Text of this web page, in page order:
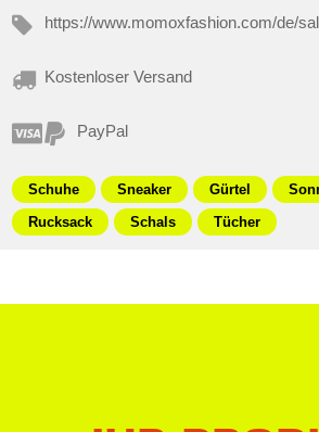
https://www.momoxfashion.com/de/
Kostenloser Versand
PayPal
Schuhe Sneaker Gürtel
Rucksack
Schals Tücher